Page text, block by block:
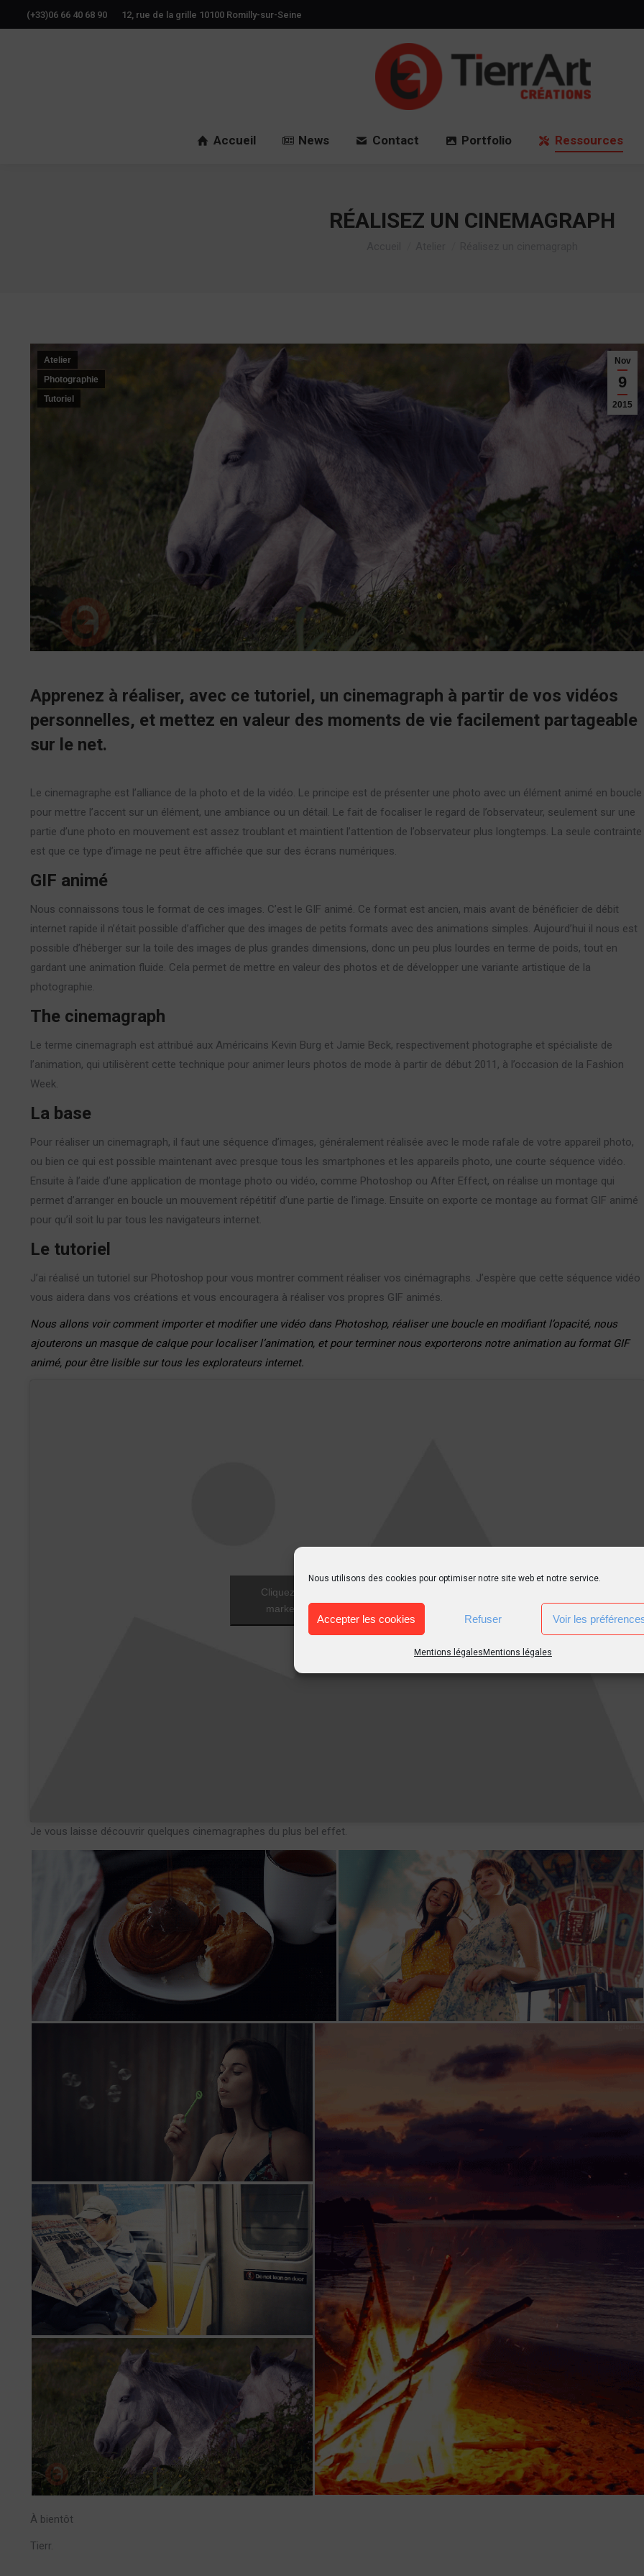
Nous utilisons des cookies pour optimiser notre site web et notre service.
Accepter les cookies Refuser Voir les
Mentions légales Mentions légales
(+33)06 66 40 68 90 12, rue de la grille 10100 Romilly-sur-Seine
Accueil News Contact Portfolio Ressources
RÉALISEZ UN CINEMAGRAPH
Nov
9
2015
Atelier
Photographie
Tutoriel
Apprenez à réaliser, avec ce tutoriel, un cinemagraph à partir de vos vidéos
personnelles, et mettez en valeur des moments de vie facilement partageable
sur le net.
Le cinemagraphe est l’alliance de la photo et de la vidéo. Le principe est de présenter une photo avec un élément animé en boucle
pour mettre l’accent sur un élément, une ambiance ou un détail. Le fait de focaliser le regard de l’observateur, seulement sur une
partie d’une photo en mouvement est assez troublant et maintient l’attention de l’observateur plus longtemps. La seule contrainte
est que ce type d’image ne peut être affichée que sur des écrans numériques.
GIF animé
Nous connaissons tous le format de ces images. C’est le GIF animé. Ce format est ancien, mais avant de bénéficier de débit
internet rapide il n’était possible d’afficher que des images de petits formats avec des animations simples. Aujourd’hui il nous est
possible d’héberger sur la toile des images de plus grandes dimensions, donc un peu plus lourdes en terme de poids, tout en
gardant une animation fluide. Cela permet de mettre en valeur des photos et de développer une variante artistique de la
photographie.
The cinemagraph
Le terme cinemagraph est attribué aux Américains Kevin Burg et Jamie Beck, respectivement photographe et spécialiste de
l’animation, qui utilisèrent cette technique pour animer leurs photos de mode à partir de début 2011, à l’occasion de la Fashion
Week.
La base
Pour réaliser un cinemagraph, il faut une séquence d’images, généralement réalisée avec le mode rafale de votre appareil photo,
ou bien ce qui est possible maintenant avec presque tous les smartphones et les appareils photo, une courte séquence vidéo.
Ensuite à l’aide d’une application de montage photo ou vidéo, comme Photoshop ou After Effect, on réalise un montage qui
permet d’arranger en boucle un mouvement répétitif d’une partie de l’image. Ensuite on exporte ce montage au format GIF animé
pour qu’il soit lu par tous les navigateurs internet.
Le tutoriel
J’ai réalisé un tutoriel sur Photoshop pour vous montrer comment réaliser vos cinémagraphs. J’espère que cette séquence vidéo
vous aidera dans vos créations et vous encouragera à réaliser vos propres GIF animés.
Nous allons voir comment importer et modifier une vidéo dans Photoshop, réaliser une boucle en modifiant l’opacité, nous
ajouterons un masque de calque pour localiser l’animation, et pour terminer nous exporterons notre animation au format GIF
animé, pour être lisible sur tous les explorateurs internet.
Cliquez pour accepter les cookies
marketing et activer ce contenu
Je vous laisse découvrir quelques cinemagraphes du plus bel effet.
À bientôt
Tierr.
Accueil News Contact